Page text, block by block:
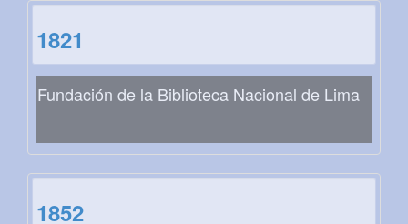
1821
Fundación de la Biblioteca Nacional de Lima
1852